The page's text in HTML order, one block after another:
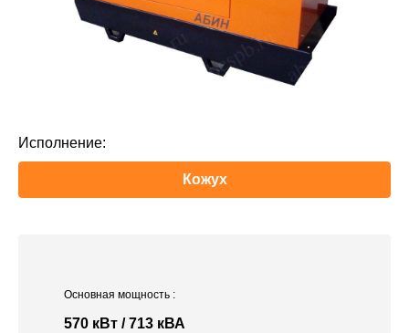
Исполнение:
Кожух
Основная мощность :
570 кВт / 713 кВА